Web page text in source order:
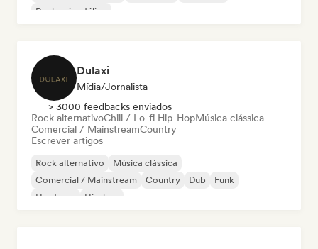
Rock psicodélico
Dulaxi
Mídia/Jornalista
> 3000 feedbacks enviados
Rock alternativoChill / Lo-fi Hip-HopMúsica clássica
Comercial / MainstreamCountry
Escrever artigos
Rock alternativo
Música clássica
Comercial / Mainstream
Country Dub
Funk
Hardcore
Hip-hop